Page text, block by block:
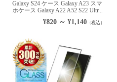
Galaxy S24 ケース Galaxy A23 スマ
ホケース Galaxy A22 A52 S22 Ultr...
¥820 ～ ¥1,140 （税込）